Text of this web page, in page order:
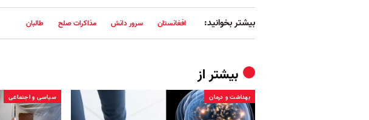
بیشتر بخوانید: افغانستان سرور دانش مذاکرات صلح طالبان
بیشتر از
بهداشت و درمان سیاسی و اجتماعی